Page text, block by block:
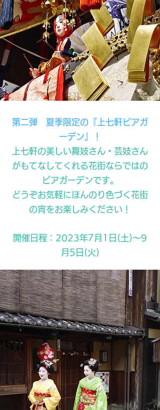
第二弾 夏季限定の『上七軒ビアガ
ーデン』！
上七軒の美しい舞妓さん・芸妓さん
がもてなしてくれる花街ならではの
ビアガーデンです。
どうぞお気軽にほんのり色づく花街
の宵をお楽しみください！
開催日程：2023年7月1日(土)～9
月5日(火)